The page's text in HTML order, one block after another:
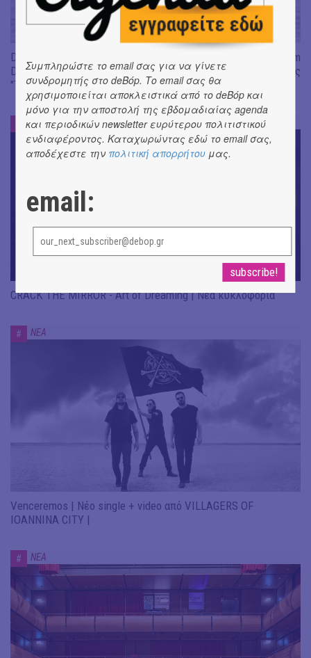
Don't Let Me Be Misunderstood | Alexandros Livitsanos, Willem
Dafoe, Czech Studio Orchestra | Από το soundtrack της ταινίας
"The Birthday Party"
ΝΕΑ
CRACK THE MIRROR - Art of Dreaming | Νέα κυκλοφορία
# ΝΕΑ
Venceremos | Νέο single + video από VILLAGERS OF
IOANNINA CITY |
# ΝΕΑ
Συμπληρώστε το email σας για να γίνετε
συνδρομητής στο deBόp. Το email σας θα
χρησιμοποιείται αποκλειστικά από το deBόp και
μόνο για την αποστολή της εβδομαδιαίας agenda
και περιοδικών newsletter ευρύτερου πολιτιστικού
ενδιαφέροντος. Καταχωρώντας εδώ το email σας,
αποδέχεστε την πολιτική απορρήτου μας.
email: